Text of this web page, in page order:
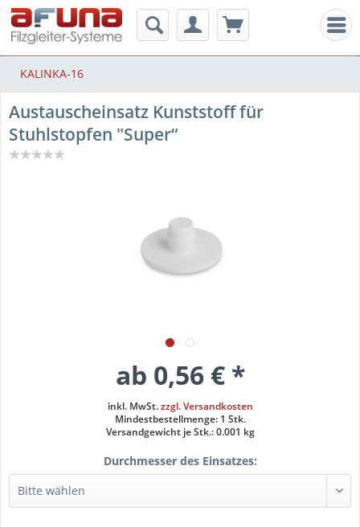
KALINKA-16
Austauscheinsatz Kunststoff für
Stuhlstopfen "Super“
ab 0,56 € *
inkl. MwSt.zzgl. Versandkosten
Mindestbestellmenge: 1 Stk.
Versandgewicht je Stk.: 0.001 kg
Durchmesser des Einsatzes: